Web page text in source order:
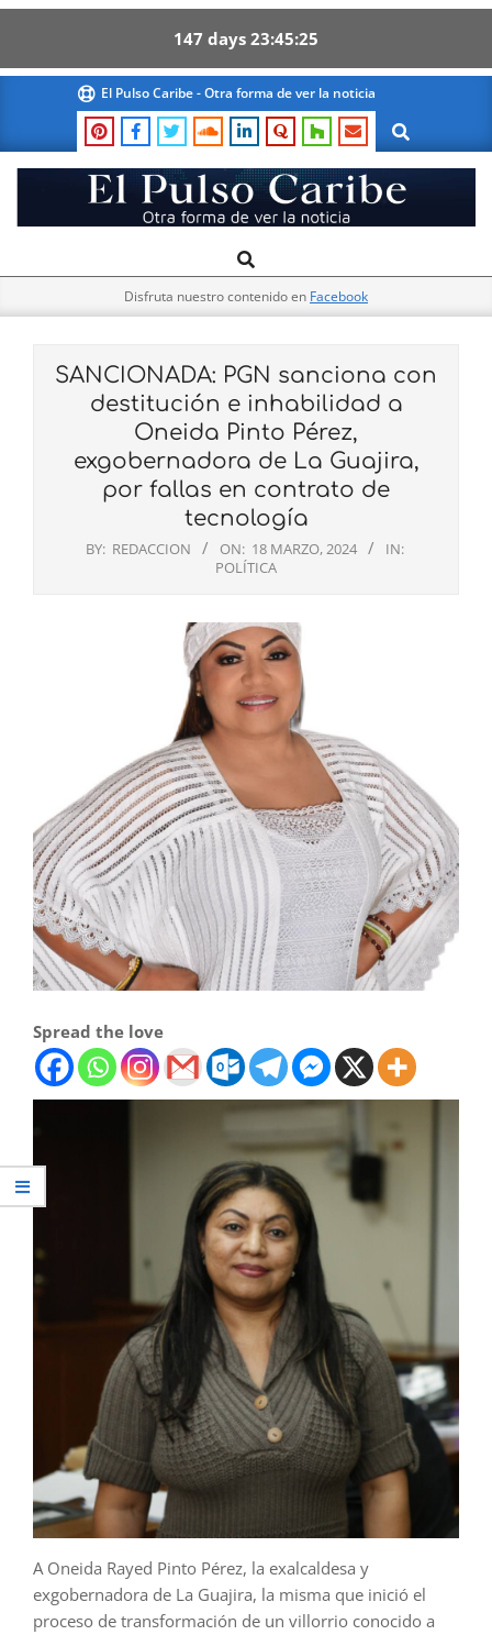
147 days 23 45 24
content
El Pulso Caribe - Otra forma de ver la noticia
Search
El
Pulso
Navigation
Search
Disfruta nuestro contenido en Facebook
SANCIONADA: PGN sanciona con
destitución e inhabilidad a
Oneida Pinto Pérez,
exgobernadora de La Guajira,
por fallas en contrato de
tecnología
BY: REDACCION ON: 18 MARZO, 2024
IN:
POLÍTICA
Spread the love
A Oneida Rayed Pinto Pérez, la exalcaldesa y
exgobernadora de La Guajira, la misma que inició el
proceso de transformación de un villorrio conocido a